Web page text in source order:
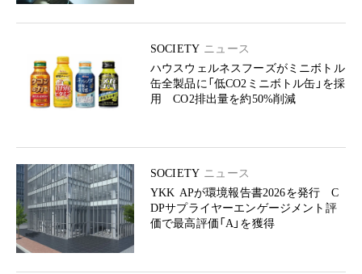
SOCIETY ニュース
ハウスウェルネスフーズがミニボトル
缶全製品に「低CO2ミニボトル缶」を採
用 CO2排出量を約50%削減
SOCIETY ニュース
YKK APが環境報告書2026を発行 C
DPサプライヤーエンゲージメント評
価で最高評価「A」を獲得